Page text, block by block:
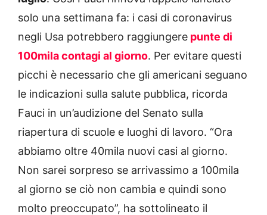
solo una settimana fa: i casi di coronavirus
negli Usa potrebbero raggiungere punte di
100mila contagi al giorno. Per evitare questi
picchi è necessario che gli americani seguano
le indicazioni sulla salute pubblica, ricorda
Fauci in un’audizione del Senato sulla
riapertura di scuole e luoghi di lavoro. “Ora
abbiamo oltre 40mila nuovi casi al giorno.
Non sarei sorpreso se arrivassimo a 100mila
al giorno se ciò non cambia e quindi sono
molto preoccupato”, ha sottolineato il